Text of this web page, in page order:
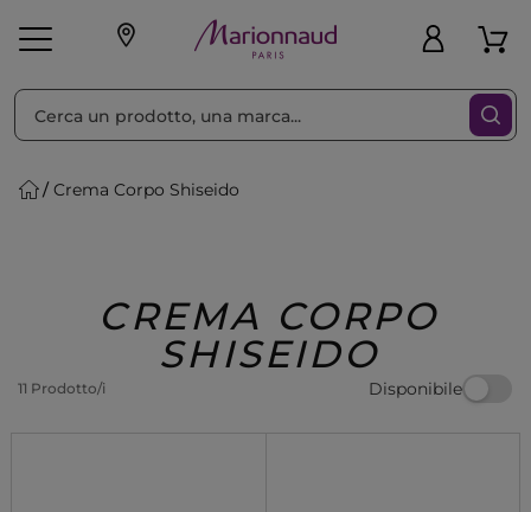
Make-up Profumi
Regalo
Crema Corpo Shiseido
CREMA CORPO
SHISEIDO
11 Prodotto/i Disponibile
Ordina per Filtra